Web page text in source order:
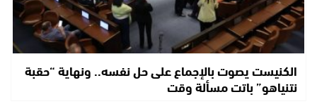
الكنيست يصوت بالإجماع على حل نفسه.. ونهاية “حقبة
نتنياهو” باتت مسألة وقت